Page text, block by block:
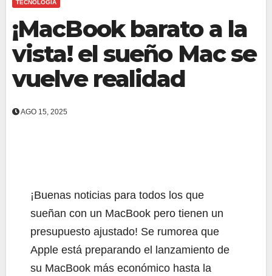
TECNOLOGÍA
¡MacBook barato a la
vista! el sueño Mac se
vuelve realidad
AGO 15, 2025
¡Buenas noticias para todos los que
sueñan con un MacBook pero tienen un
presupuesto ajustado! Se rumorea que
Apple está preparando el lanzamiento de
su MacBook más económico hasta la